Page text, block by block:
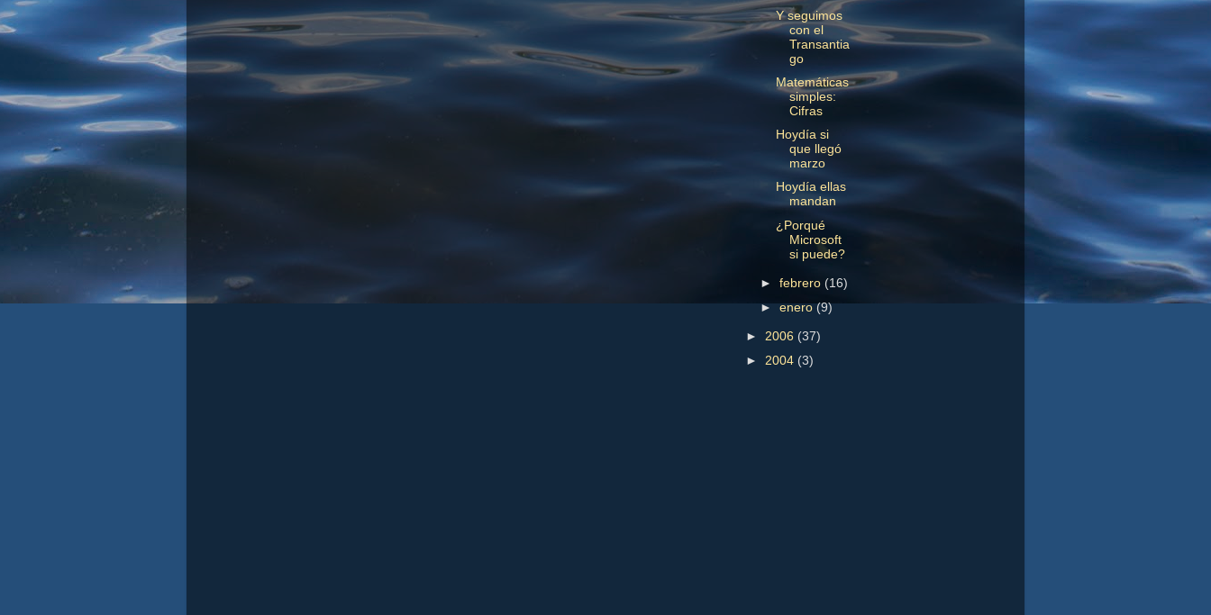
Y seguimos
con el
Transantia
go
Matemáticas
simples:
Cifras
Hoydía si
que llegó
marzo
Hoydía ellas
mandan
¿Porqué
Microsoft
si puede?
►febrero(16)
►enero(9)
► 2006 (37)
► 2004 (3)